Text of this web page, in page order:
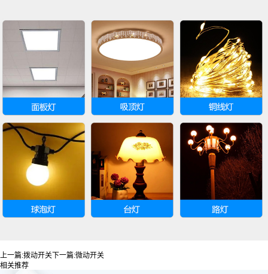
上一篇:拨动开关 下一篇:微动开关
相关推荐